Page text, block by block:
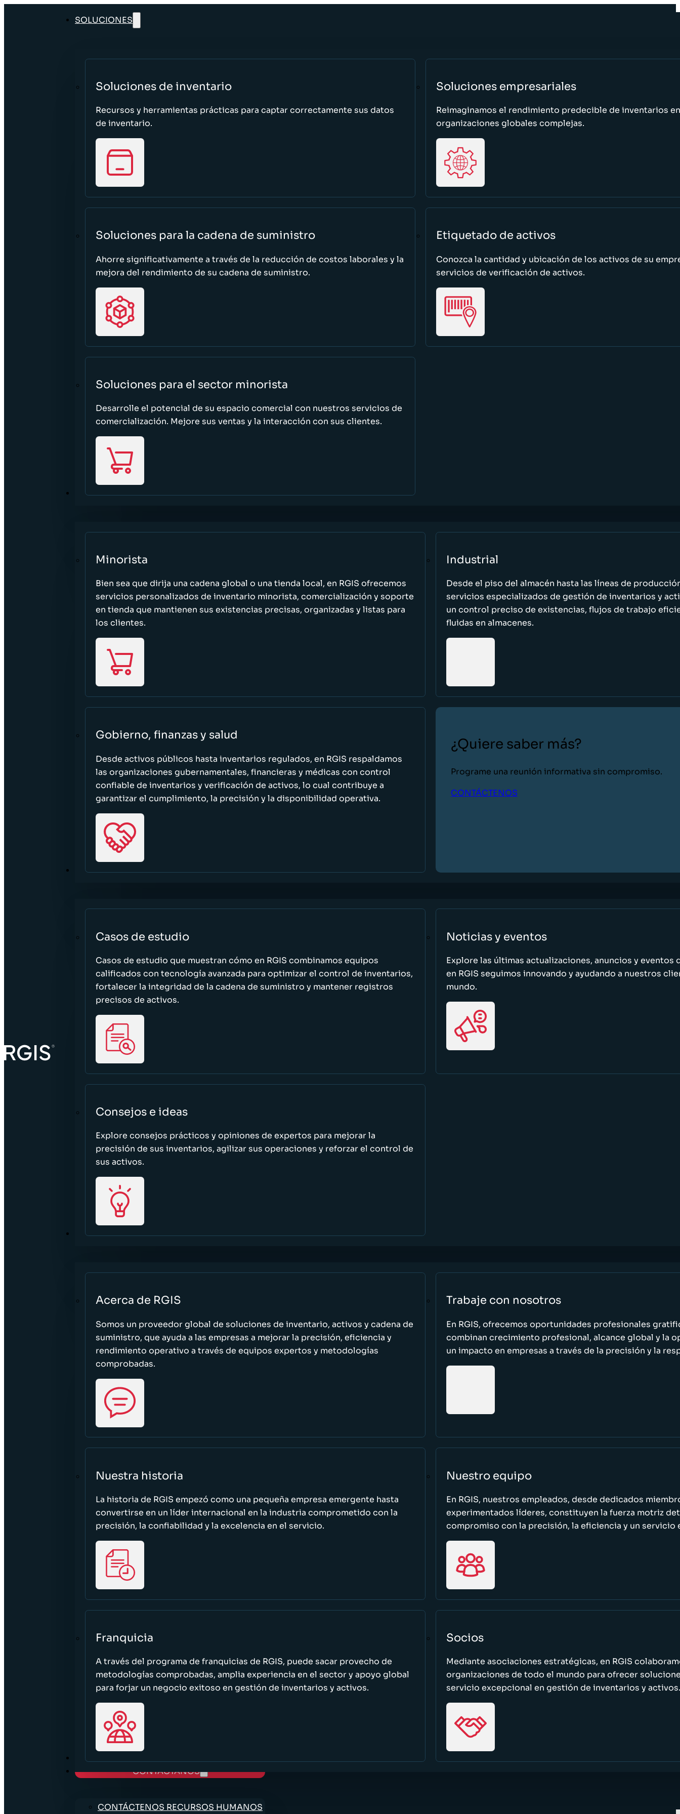
SOLUCIONES
Soluciones de inventario
Recursos y herramientas prácticas para captar correctamente sus datos
de inventario.
Soluciones empresariales
Reimaginamos el rendimiento predecible de inventarios en
organizaciones globales complejas.
Soluciones para la cadena de suministro
Ahorre significativamente a través de la reducción de costos laborales y la
mejora del rendimiento de su cadena de suministro.
Etiquetado de activos
Conozca la cantidad y ubicación de los activos de su
servicios de verificación de activos.
Soluciones para el sector minorista
Desarrolle el potencial de su espacio comercial con nuestros servicios de
comercialización. Mejore sus ventas y la interacción con sus clientes.
SECTORES
Minorista
Bien sea que dirija una cadena global o una tienda local, en RGIS ofrecemos
servicios personalizados de inventario minorista, comercialización y soporte
en tienda que mantienen sus existencias precisas, organizadas y listas para
los clientes.
Industrial
Desde el piso del almacén hasta las líneas de
servicios especializados de gestión de inventarios y
un control preciso de existencias, flujos de trabajo
fluidas en almacenes.
Gobierno, finanzas y salud
Desde activos públicos hasta inventarios regulados, en RGIS respaldamos
las organizaciones gubernamentales, financieras y médicas con control
confiable de inventarios y verificación de activos, lo cual contribuye a
garantizar el cumplimiento, la precisión y la disponibilidad operativa.
¿Quiere saber más?
Programe una reunión informativa sin compromiso.
CONTÁCTENOS
RECURSOS
Casos de estudio
Casos de estudio que muestran cómo en RGIS combinamos equipos
calificados con tecnología avanzada para optimizar el control de inventarios,
fortalecer la integridad de la cadena de suministro y mantener registros
precisos de activos.
Noticias y eventos
Explore las últimas actualizaciones, anuncios y eventos
en RGIS seguimos innovando y ayudando a nuestros
mundo.
Consejos e ideas
Explore consejos prácticos y opiniones de expertos para mejorar la
precisión de sus inventarios, agilizar sus operaciones y reforzar el control de
sus activos.
ACERCA DE
Acerca de RGIS
Somos un proveedor global de soluciones de inventario, activos y cadena de
suministro, que ayuda a las empresas a mejorar la precisión, eficiencia y
rendimiento operativo a través de equipos expertos y metodologías
comprobadas.
Trabaje con nosotros
En RGIS, ofrecemos oportunidades profesionales
combinan crecimiento profesional, alcance global y la
un impacto en empresas a través de la precisión y la
Nuestra historia
La historia de RGIS empezó como una pequeña empresa emergente hasta
convertirse en un líder internacional en la industria comprometido con la
precisión, la confiabilidad y la excelencia en el servicio.
Nuestro equipo
En RGIS, nuestros empleados, desde dedicados
experimentados líderes, constituyen la fuerza motriz
compromiso con la precisión, la eficiencia y un servicio
Franquicia
A través del programa de franquicias de RGIS, puede sacar provecho de
metodologías comprobadas, amplia experiencia en el sector y apoyo global
para forjar un negocio exitoso en gestión de inventarios y activos.
Socios
Mediante asociaciones estratégicas, en RGIS
organizaciones de todo el mundo para ofrecer
servicio excepcional en gestión de inventarios y activos.
TRABAJE CON NOSOTROS
CONTÁCTANOS
CONTÁCTENOS RECURSOS HUMANOS